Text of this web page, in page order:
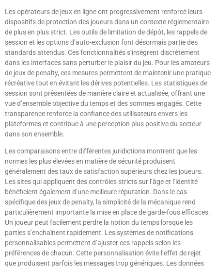
Les opérateurs de jeux en ligne ont progressivement renforcé leurs
dispositifs de protection des joueurs dans un contexte réglementaire
de plus en plus strict. Les outils de limitation de dépôt, les rappels de
session et les options d’auto-exclusion font désormais partie des
standards attendus. Ces fonctionnalités s’intègrent discrètement
dans les interfaces sans perturber le plaisir du jeu. Pour les amateurs
de jeux de penalty, ces mesures permettent de maintenir une pratique
récréative tout en évitant les dérives potentielles. Les statistiques de
session sont présentées de manière claire et actualisée, offrant une
vue d’ensemble objective du temps et des sommes engagés. Cette
transparence renforce la confiance des utilisateurs envers les
plateformes et contribue à une perception plus positive du secteur
dans son ensemble.
Les comparaisons entre différentes juridictions montrent que les
normes les plus élevées en matière de sécurité produisent
généralement des taux de satisfaction supérieurs chez les joueurs.
Les sites qui appliquent des contrôles stricts sur l’âge et l’identité
bénéficient également d’une meilleure réputation. Dans le cas
spécifique des jeux de penalty, la simplicité de la mécanique rend
particulièrement importante la mise en place de garde-fous efficaces.
Un joueur peut facilement perdre la notion du temps lorsque les
parties s’enchaînent rapidement. Les systèmes de notifications
personnalisables permettent d’ajuster ces rappels selon les
préférences de chacun. Cette personnalisation évite l’effet de rejet
que produisent parfois les messages trop génériques. Les données